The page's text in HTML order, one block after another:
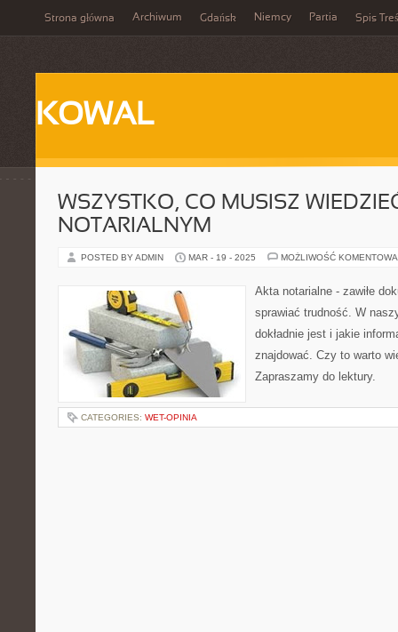
Strona główna Archiwum Gdańsk Niemcy Partia Spis
KOWAL
WSZYSTKO, CO MUSISZ
NOTARIALNYM
POSTED BY ADMIN MAR - 19 - 2025 MOŻLIWOŚĆ
Akta notarialne - zawiłe
sprawiać trudność. W
dokładnie jest i jakie
znajdować. Czy to warto
Zapraszamy do lektury.
CATEGORIES: WET-OPINIA